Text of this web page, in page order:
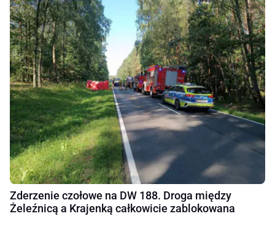
Zderzenie czołowe na DW 188. Droga między
Żeleźnicą a Krajenką całkowicie zablokowana